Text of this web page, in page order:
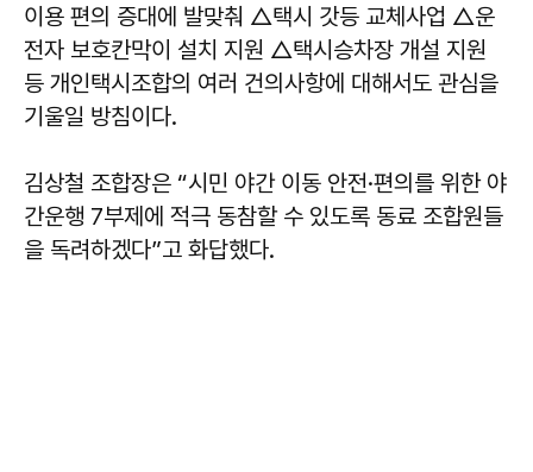
이용 편의 증대에 발맞춰 △택시 갓등 교체사업 △운
전자 보호칸막이 설치 지원 △택시승차장 개설 지원
등 개인택시조합의 여러 건의사항에 대해서도 관심을
기울일 방침이다.
김상철 조합장은 “시민 야간 이동 안전·편의를 위한 야
간운행 7부제에 적극 동참할 수 있도록 동료 조합원들
을 독려하겠다”고 화답했다.